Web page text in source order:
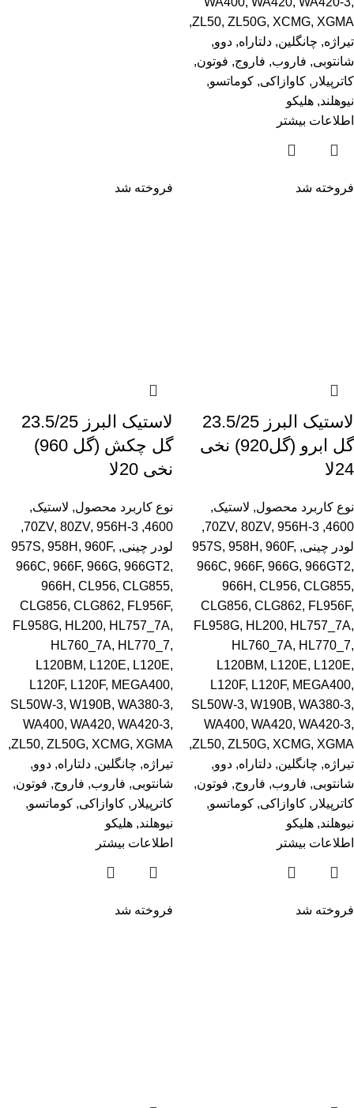
ZL50, ZL50G, XCMG, XGMA
,
تیراژه, چانگلین, دلتاراه, دوو,
شانتوبی, فاروب, فاروج, فوتون,
کاترپیلار , کاوازاکی, کوماتسو,
نیوهلند, هلیکو
اطلاعات بیشتر
فروخته شد
لاستیک البرز 23.5/25
گل ابرو (گل920) نخی
24لا
نوع کاربرد محصول, لاستیک,
4600
,
70ZV, 80ZV, 956H-3
,
لودر چینی,
957S, 958H , 960F,
966C, 966F, 966G, 966GT2,
966H , CL956, CLG855,
CLG856, CLG862, FL956F,
FL958G, HL200, HL757_7A,
HL760_7A, HL770_7,
L120BM, L120E, L120E,
L120F, L120F, MEGA400,
SL50W-3, W190B, WA380-3,
WA400, WA420, WA420-3,
ZL50, ZL50G, XCMG, XGMA
,
تیراژه, چانگلین, دلتاراه, دوو,
شانتوبی, فاروب, فاروج, فوتون,
کاترپیلار , کاوازاکی, کوماتسو,
نیوهلند, هلیکو
اطلاعات بیشتر
فروخته شد
لاستیک البرز 23.5/25
گل چکش (گل 960)
نخی 20لا
نوع کاربرد محصول, لاستیک,
4600
,
70ZV, 80ZV, 956H-3
,
لودر چینی,
957S, 958H , 960F,
966C, 966F, 966G, 966GT2,
966H , CL956, CLG855,
CLG856, CLG862, FL956F,
FL958G, HL200, HL757_7A,
HL760_7A, HL770_7,
L120BM, L120E, L120E,
L120F, L120F, MEGA400,
SL50W-3, W190B, WA380-3,
WA400, WA420, WA420-3,
ZL50, ZL50G, XCMG, XGMA
,
تیراژه, چانگلین, دلتاراه, دوو,
شانتوبی, فاروب, فاروج, فوتون,
کاترپیلار , کاوازاکی, کوماتسو,
نیوهلند, هلیکو
اطلاعات بیشتر
فروخته شد فروخته شد